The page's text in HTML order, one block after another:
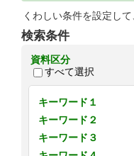
くわしい条件を設定し
検索条件
資料区分
すべて選択
キーワード１
キーワード２
キーワード３